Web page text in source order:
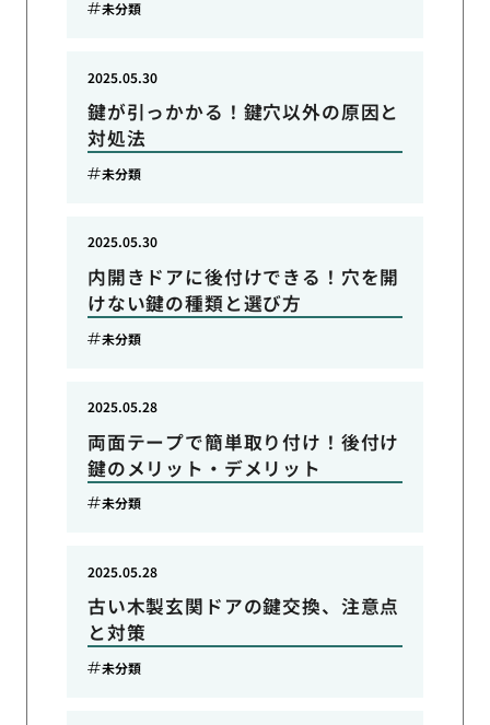
未分類
鍵が引っかかる！鍵穴以外の原因と
対処法
2025.05.30
未分類
内開きドアに後付けできる！穴を開
けない鍵の種類と選び方
2025.05.30
未分類
両面テープで簡単取り付け！後付け
鍵のメリット・デメリット
2025.05.28
未分類
古い木製玄関ドアの鍵交換、注意点
と対策
2025.05.28
未分類